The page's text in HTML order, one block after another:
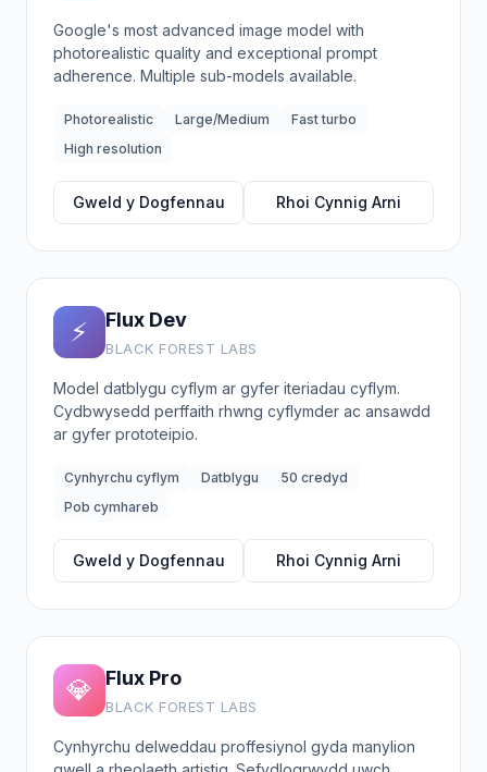
Google's most advanced image model with
photorealistic quality and exceptional prompt
adherence. Multiple sub-models available.
Photorealistic Large/Medium
Fast turbo
High resolution
Gweld y Dogfennau Rhoi Cynnig Arni
⚡ Flux Dev
BLACK FOREST LABS
Model datblygu cyflym ar gyfer iteriadau cyflym.
Cydbwysedd perffaith rhwng cyflymder ac ansawdd
ar gyfer prototeipio.
Cynhyrchu cyflym Datblygu
50 credyd
Pob cymhareb
Gweld y Dogfennau Rhoi Cynnig Arni
💎 Flux Pro
BLACK FOREST LABS
Cynhyrchu delweddau proffesiynol gyda manylion